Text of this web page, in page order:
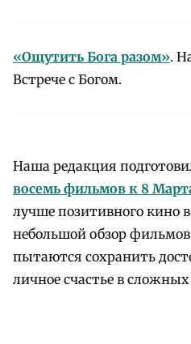
«Ощутить Бога разом».
Встрече с Богом.
Наша редакция
восемь фильмов к 8
лучше позитивного кино
небольшой обзор
пытаются сохранить
личное счастье в сложных